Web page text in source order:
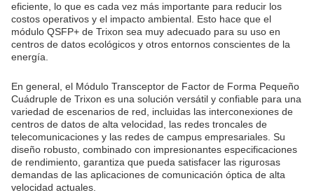
eficiente, lo que es cada vez más importante para reducir los
costos operativos y el impacto ambiental. Esto hace que el
módulo QSFP+ de Trixon sea muy adecuado para su uso en
centros de datos ecológicos y otros entornos conscientes de la
energía.
En general, el Módulo Transceptor de Factor de Forma Pequeño
Cuádruple de Trixon es una solución versátil y confiable para una
variedad de escenarios de red, incluidas las interconexiones de
centros de datos de alta velocidad, las redes troncales de
telecomunicaciones y las redes de campus empresariales. Su
diseño robusto, combinado con impresionantes especificaciones
de rendimiento, garantiza que pueda satisfacer las rigurosas
demandas de las aplicaciones de comunicación óptica de alta
velocidad actuales.